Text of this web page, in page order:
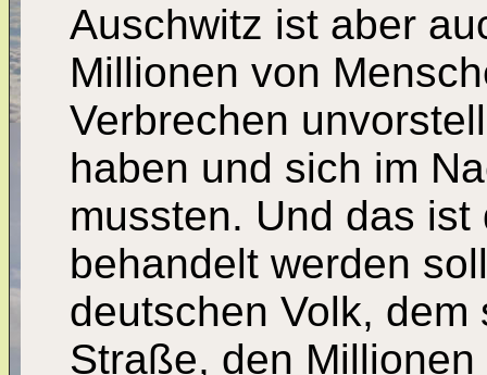
Auschwitz ist aber
Millionen von
Verbrechen
haben und sich im
mussten. Und das
behandelt werden
deutschen Volk,
Straße, den